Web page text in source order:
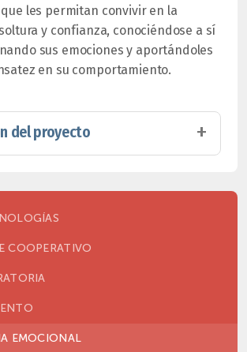
les permitan convivir en la
y confianza, conociéndose a sí
sus emociones y aportándoles
en su comportamiento.
del proyecto
COOPERATIVO
EMOCIONAL